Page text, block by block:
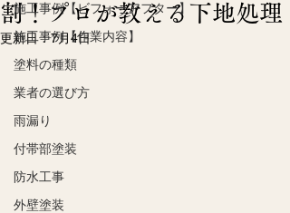
施工事例【ビフォーアフター】
施工事例【作業内容】
塗料の種類
業者の選び方
雨漏り
付帯部塗装
防水工事
外壁塗装
割！プロが教える下地処理
更新日：7月4日